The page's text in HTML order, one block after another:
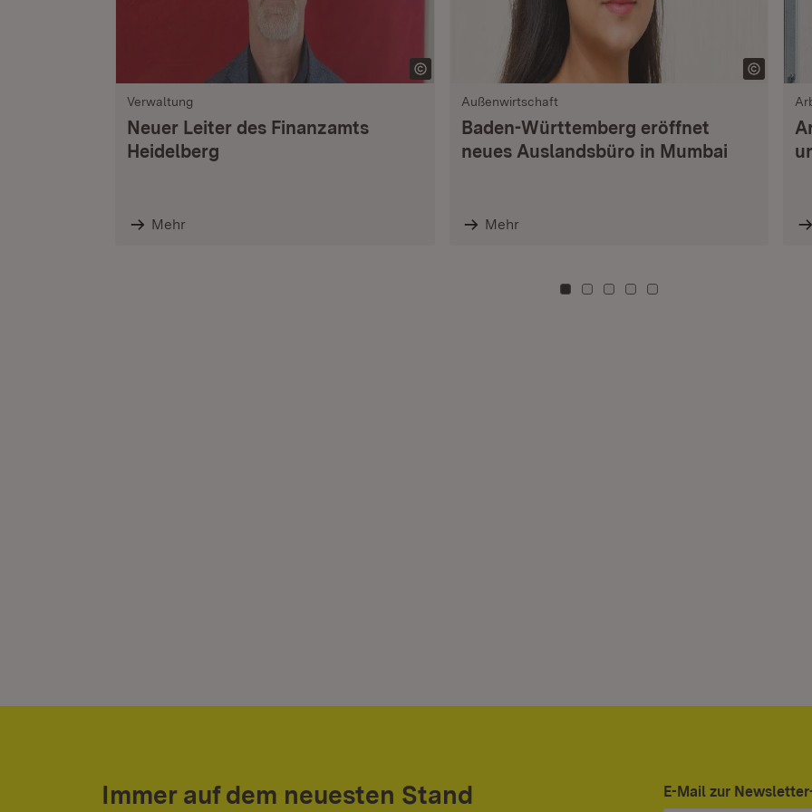
Verwaltung
Neuer Leiter des Finanzamts
Heidelberg
Mehr
Außenwirtschaft
Baden-Württemberg eröffnet
neues Auslandsbüro in Mumbai
Mehr
Zu Kachel: 0
Zu Kachel: 3
Zu Kachel: 6
Zu Kachel: 9
Zu Kachel: 12
Immer auf dem neuesten Stand E-Mail zur